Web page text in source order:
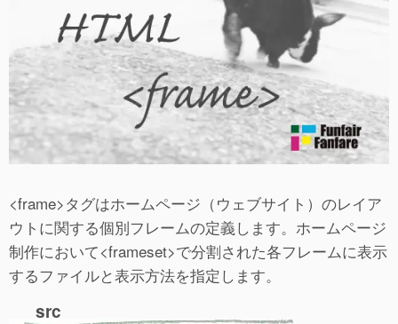
<frame>タグはホームページ（ウェブサイト）のレイア
ウトに関する個別フレームの定義します。ホームページ
制作において<frameset>で分割された各フレームに表示
するファイルと表示方法を指定します。
src